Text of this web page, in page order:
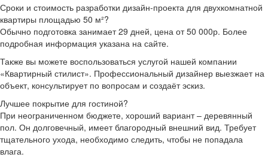
Сроки и стоимость разработки дизайн-проекта для двухкомнатной
квартиры площадью 50 м²?
Обычно подготовка занимает 29 дней, цена от 50 000р. Более
подробная информация указана на сайте.
Также вы можете воспользоваться услугой нашей компании
«Квартирный стилист». Профессиональный дизайнер выезжает на
объект, консультирует по вопросам и создаёт эскиз.
Лучшее покрытие для гостиной?
При неограниченном бюджете, хороший вариант – деревянный
пол. Он долговечный, имеет благородный внешний вид. Требует
тщательного ухода, необходимо следить, чтобы не попадала
влага.